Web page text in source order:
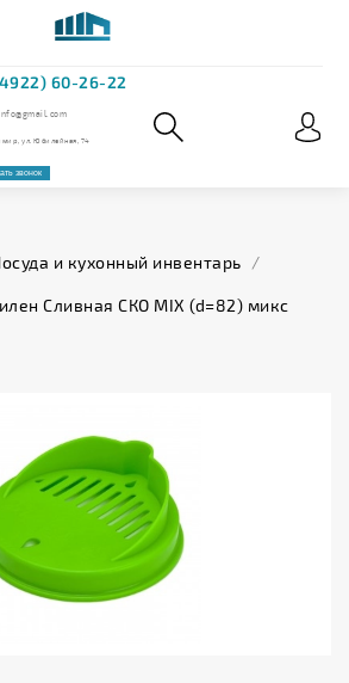
и кухонный инвентарь /
Сливная СКО MIX (d=82) микс